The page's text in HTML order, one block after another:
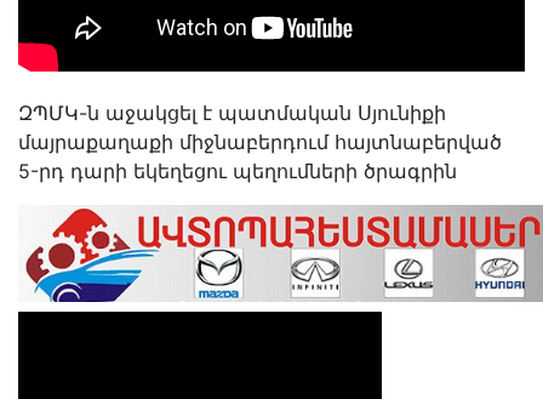
ԶՊՄԿ-ն աջակցել է պատմական Սյունիքի
մայրաքաղաքի միջնաբերդում հայտնաբերված
5-րդ դարի եկեղեցու պեղումների ծրագրին